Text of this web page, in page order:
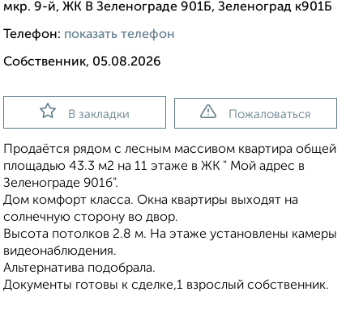
мкр. 9-й, ЖК В Зеленограде 901Б, Зеленоград к901Б
Телефон: показать телефон
Собственник, 05.08.2026
В закладки Пожаловаться
Продаётся рядом с лесным массивом квартира общей
площадью 43.3 м2 на 11 этаже в ЖК " Мой адрес в
Зеленограде 901б".
Дом комфорт класса. Окна квартиры выходят на
солнечную сторону во двор.
Высота потолков 2.8 м. На этаже установлены камеры
видеонаблюдения.
Альтернатива подобрала.
Документы готовы к сделке,1 взрослый собственник.